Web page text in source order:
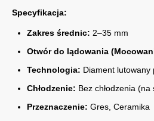
Specyfikacja:
Zakres średnic: 2–35 mm
Otwór do lądowania
Technologia: Diament lutowany
Chłodzenie: Bez chłodzenia (na
Przeznaczenie: Gres, Ceramika